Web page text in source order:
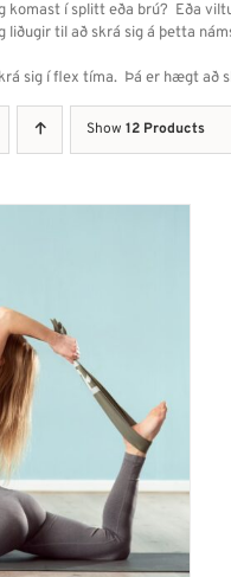
komast í splitt eða brú? Eða
liðugir til að skrá sig á þetta
sig í flex tíma. Þá er hægt að
Show 12 Products